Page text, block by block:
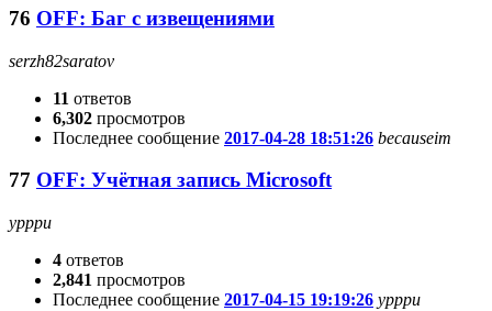
76 OFF: Баг с извещениями
serzh82saratov
11 ответов
6,302 просмотров
Последнее сообщение 2017-04-28 18:51:26 becauseim
77 OFF: Учётная запись Microsoft
ypppu
4 ответов
2,841 просмотров
Последнее сообщение 2017-04-15 19:19:26 ypppu